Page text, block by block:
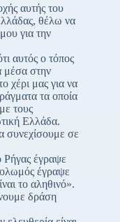
αυτής του
θέλω να
για την
αυτός ο τόπος
μέσα στην
χέρι μας για να
τα οποία
τους
Ελλάδα.
συνεχίσουμε σε
έγραψε
έγραψε
το αληθινό».
δράση